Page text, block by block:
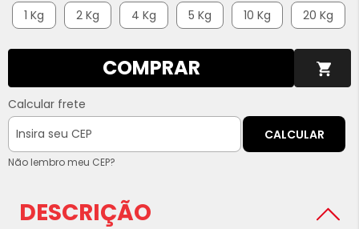
1 Kg
2 Kg 4 Kg 5 Kg 10 Kg 20 Kg
COMPRAR
Calcular frete
CALCULAR
Não lembro meu CEP?
DESCRIÇÃO